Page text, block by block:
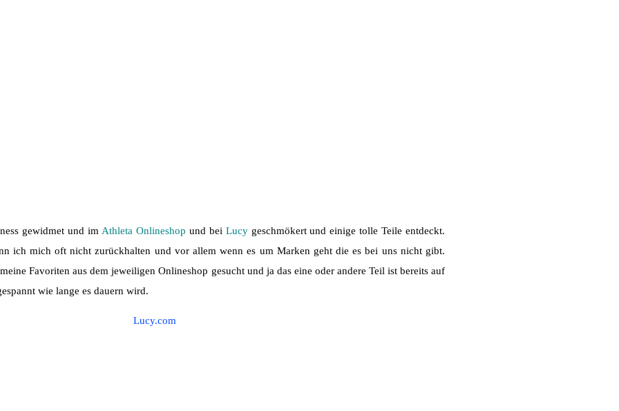
gewidmet und im Athleta Onlineshop und bei Lucy geschmökert und einige tolle Teile entdeckt.
ich mich oft nicht zurückhalten und vor allem wenn es um Marken geht die es bei uns nicht gibt.
Favoriten aus dem jeweiligen Onlineshop gesucht und ja das eine oder andere Teil ist bereits auf
wie lange es dauern wird.
Lucy.com